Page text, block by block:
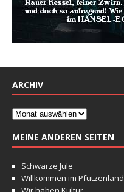
ARCHIV
MEINE ANDEREN SEITEN
Schwarze Jule
Willkommen im Pfützenland